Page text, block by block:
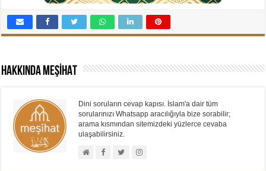
Hakkında MEŞİHAT
Dini soruların cevap kapısı. İslam'a dair tüm
sorularınızı Whatsapp aracılığıyla bize sorabilir;
arama kısmından sitemizdeki yüzlerce cevaba
ulaşabilirsiniz.